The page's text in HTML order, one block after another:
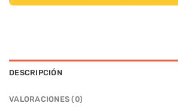
DESCRIPCIÓN
VALORACIONES (0)